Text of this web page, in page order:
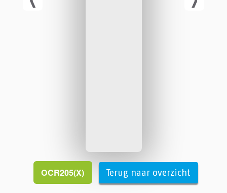
OCR205(X) Terug naar overzicht